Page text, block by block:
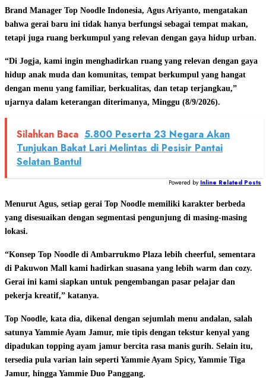
Brand Manager Top Noodle Indonesia, Agus Ariyanto, mengatakan
bahwa gerai baru ini tidak hanya berfungsi sebagai tempat makan,
tetapi juga ruang berkumpul yang relevan dengan gaya hidup urban.
“Di Jogja, kami ingin menghadirkan ruang yang relevan dengan gaya
hidup anak muda dan komunitas, tempat berkumpul yang hangat
dengan menu yang familiar, berkualitas, dan tetap terjangkau,”
ujarnya dalam keterangan diterimanya, Minggu (8/9/2026).
Silahkan Baca 5.800 Peserta 23 Negara Akan
Tunjukan Bakat Lari Melintas di Pesisir Pantai
Selatan Bantul
Powered by Inline Related Posts
Menurut Agus, setiap gerai Top Noodle memiliki karakter berbeda
yang disesuaikan dengan segmentasi pengunjung di masing-masing
lokasi.
“Konsep Top Noodle di Ambarrukmo Plaza lebih cheerful, sementara
di Pakuwon Mall kami hadirkan suasana yang lebih warm dan cozy.
Gerai ini kami siapkan untuk pengembangan pasar pelajar dan
pekerja kreatif,” katanya.
Top Noodle, kata dia, dikenal dengan sejumlah menu andalan, salah
satunya Yammie Ayam Jamur, mie tipis dengan tekstur kenyal yang
dipadukan topping ayam jamur bercita rasa manis gurih. Selain itu,
tersedia pula varian lain seperti Yammie Ayam Spicy, Yammie Tiga
Jamur, hingga Yammie Duo Panggang.